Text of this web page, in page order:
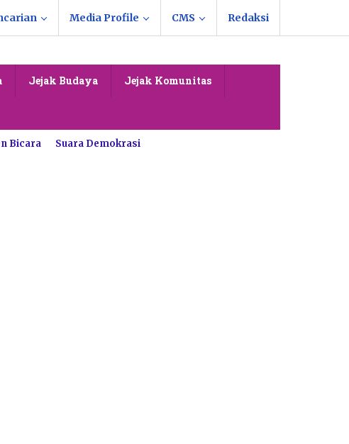
Media Profile CMS Redaksi
Jejak Budaya Jejak Komunitas
Bicara Suara Demokrasi